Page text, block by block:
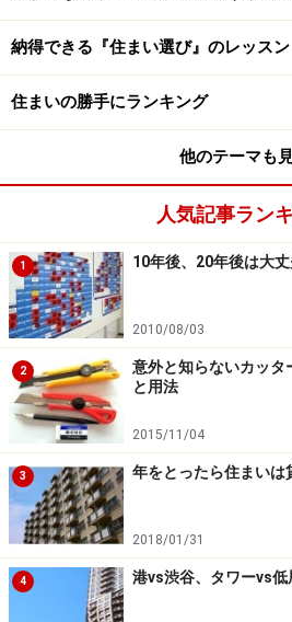
仏壇の考え方など共感してもらえる
居る、LDの一角に設けた「亡き人を
ワタシたちが家づくりを考え始め
半。終の棲家としての住まい、を
た。
これから、歳を重ねるごとに、
も、環境的にも、いろいろな変
ら、これからの年齢のワタシた
して予想することができて、漠然
工夫やアドバイスがもらえる年齢
かな、と。
若い建築家の感性を取り入れる
納得できる『住まい選び』のレッスン
住まいの勝手にランキング
他のテーマも
人気記事ラン
1 10年後、20年後は大
2010/08/03
2
意外と知らないカッタ
と用法
2015/11/04
3 年をとったら住まいは
2018/01/31
4 港vs渋谷、タワーvs低